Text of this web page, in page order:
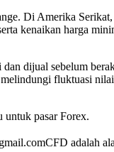
Di Amerika
kenaikan harga
dijual sebelum
fluktuasi
untuk pasar Forex.
adalah